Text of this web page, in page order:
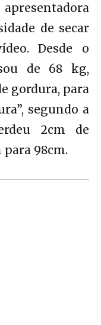
de secar
Desde o
de 68 kg,
gordura, para
segundo a
2cm de
para 98cm.